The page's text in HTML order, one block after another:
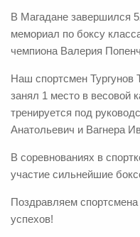
В Магадане завершился
мемориал по боксу
чемпиона Валерия
Наш спортсмен Тургунов
занял 1 место в весовой
тренируется под
Анатольевич и Вагнера
В соревнованиях в
участие сильнейшие
Поздравляем
успехов!